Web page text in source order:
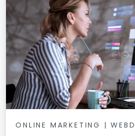
ONLINE MARKETING |